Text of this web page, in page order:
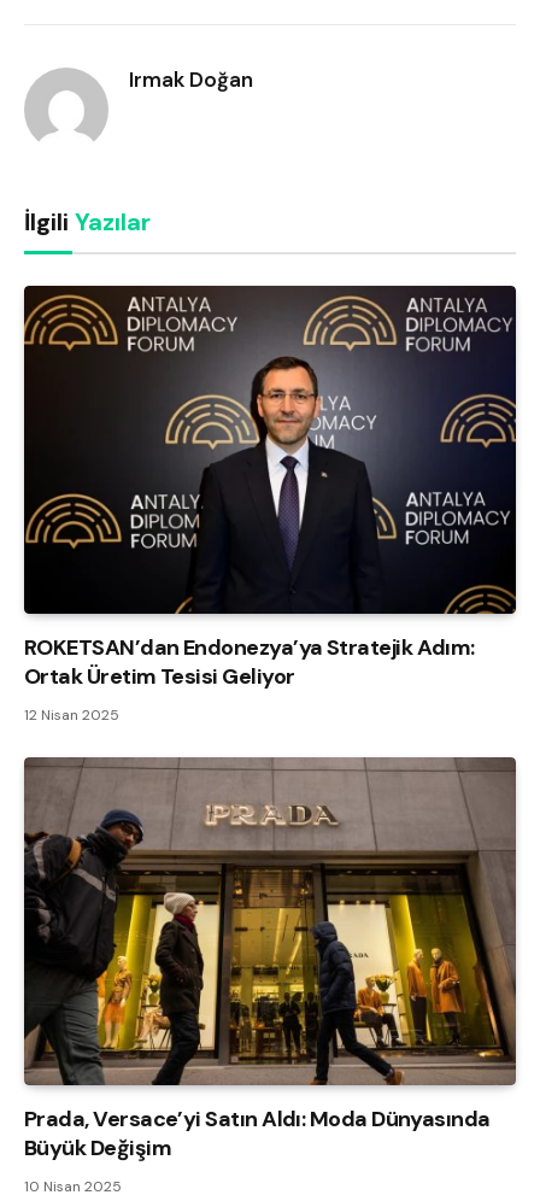
Irmak Doğan
İlgili Yazılar
ROKETSAN’dan Endonezya’ya Stratejik Adım:
Ortak Üretim Tesisi Geliyor
12 Nisan 2025
Prada, Versace’yi Satın Aldı: Moda Dünyasında
Büyük Değişim
10 Nisan 2025